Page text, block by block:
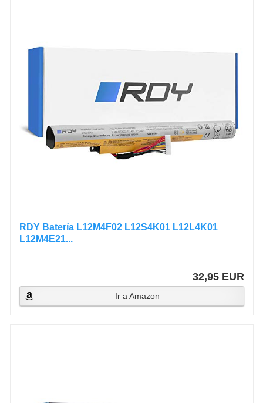
RDY Batería L12M4F02 L12S4K01 L12L4K01
L12M4E21...
32,95 EUR
Ir a Amazon